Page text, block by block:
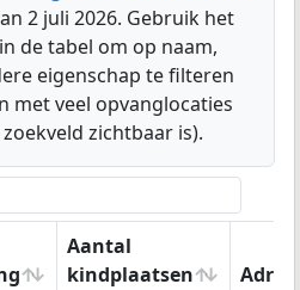
2 juli 2026. Gebruik het
de tabel om op naam,
eigenschap te filteren
met veel opvanglocaties
zichtbaar is).
Aantal
kindplaatsen
Adres